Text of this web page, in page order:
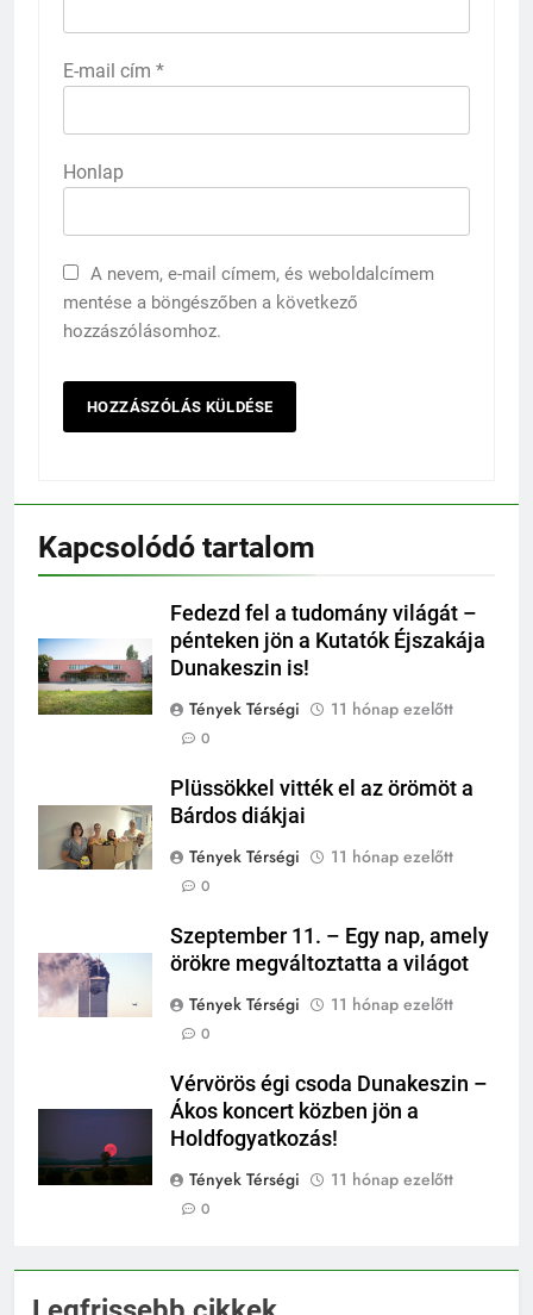
E-mail cím *
Honlap
A nevem, e-mail címem, és weboldalcímem
mentése a böngészőben a következő
hozzászólásomhoz.
Kapcsolódó tartalom
Fedezd fel a tudomány világát –
pénteken jön a Kutatók Éjszakája
Dunakeszin is!
Tények Térségi
11 hónap ezelőtt
0
Plüssökkel vitték el az örömöt a
Bárdos diákjai
Tények Térségi
11 hónap ezelőtt
0
Szeptember 11. – Egy nap, amely
örökre megváltoztatta a világot
Tények Térségi
11 hónap ezelőtt
0
Vérvörös égi csoda Dunakeszin –
Ákos koncert közben jön a
Holdfogyatkozás!
Tények Térségi
11 hónap ezelőtt
0